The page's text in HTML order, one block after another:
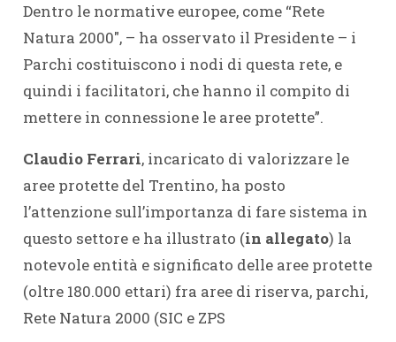
Dentro le normative europee, come “Rete
Natura 2000″, – ha osservato il Presidente – i
Parchi costituiscono i nodi di questa rete, e
quindi i facilitatori, che hanno il compito di
mettere in connessione le aree protette”.
Claudio Ferrari, incaricato di valorizzare le
aree protette del Trentino, ha posto
l’attenzione sull’importanza di fare sistema in
questo settore e ha illustrato (in allegato) la
notevole entità e significato delle aree protette
(oltre 180.000 ettari) fra aree di riserva, parchi,
Rete Natura 2000 (SIC e ZPS